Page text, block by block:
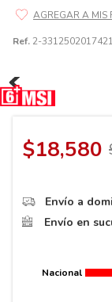
Ref. 2-
$18,580
Envío a
Envío en
Nacional